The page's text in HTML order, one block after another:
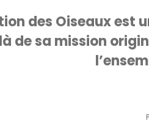
des Oiseaux
de sa mission